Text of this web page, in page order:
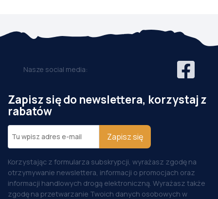
Nasze social media:
Zapisz się do newslettera, korzystaj z
rabatów
Zapisz się
Korzystając z formularza subskrypcji, wyrażasz zgodę na
otrzymywanie newslettera, informacji o promocjach oraz
informacji handlowych drogą elektroniczną. Wyrażasz także
zgodę na przetwarzanie Twoich danych osobowych w